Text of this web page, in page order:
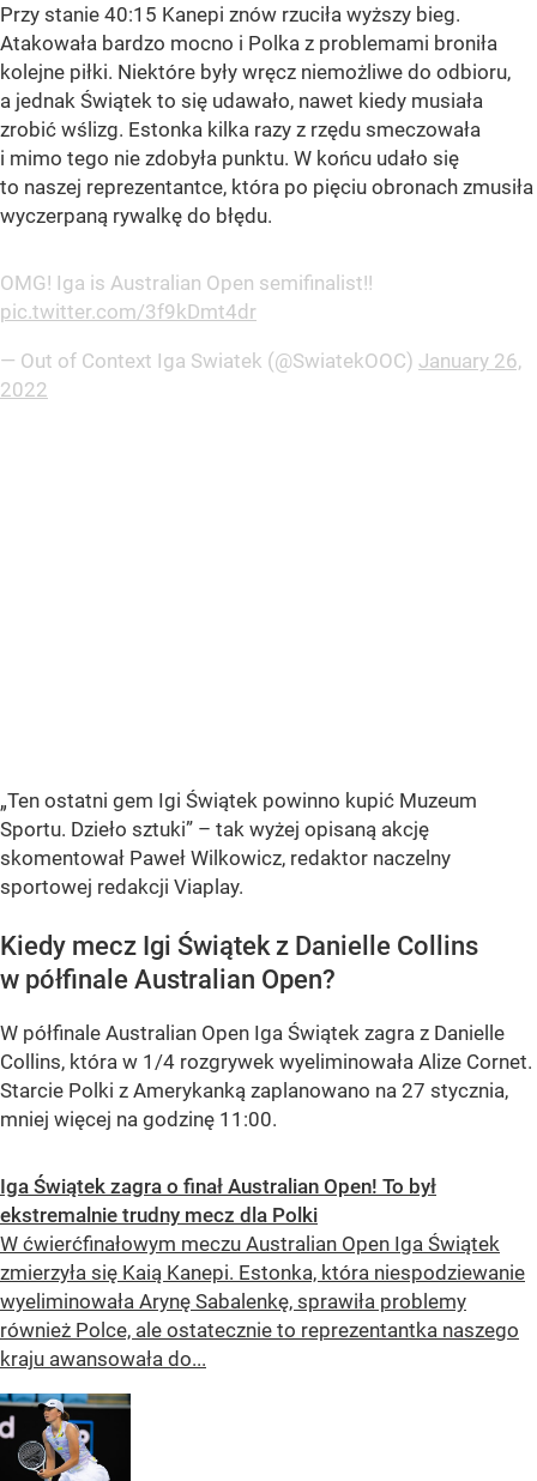
Przy stanie 40:15 Kanepi znów rzuciła wyższy bieg.
Atakowała bardzo mocno i Polka z problemami broniła
kolejne piłki. Niektóre były wręcz niemożliwe do odbioru,
a jednak Świątek to się udawało, nawet kiedy musiała
zrobić wślizg. Estonka kilka razy z rzędu smeczowała
i mimo tego nie zdobyła punktu. W końcu udało się
to naszej reprezentantce, która po pięciu obronach zmusiła
wyczerpaną rywalkę do błędu.
OMG! Iga is Australian Open semifinalist!!
pic.twitter.com/3f9kDmt4dr
— Out of Context Iga Swiatek (@SwiatekOOC) January 26,
2022
„Ten ostatni gem Igi Świątek powinno kupić Muzeum
Sportu. Dzieło sztuki” – tak wyżej opisaną akcję
skomentował Paweł Wilkowicz, redaktor naczelny
sportowej redakcji Viaplay.
Kiedy mecz Igi Świątek z Danielle Collins
w półfinale Australian Open?
W półfinale Australian Open Iga Świątek zagra z Danielle
Collins, która w 1/4 rozgrywek wyeliminowała Alize Cornet.
Starcie Polki z Amerykanką zaplanowano na 27 stycznia,
mniej więcej na godzinę 11:00.
Iga Świątek zagra o finał Australian Open! To był
ekstremalnie trudny mecz dla Polki
W ćwierćfinałowym meczu Australian Open Iga Świątek
zmierzyła się Kaią Kanepi. Estonka, która niespodziewanie
wyeliminowała Arynę Sabalenkę, sprawiła problemy
również Polce, ale ostatecznie to reprezentantka naszego
kraju awansowała do...